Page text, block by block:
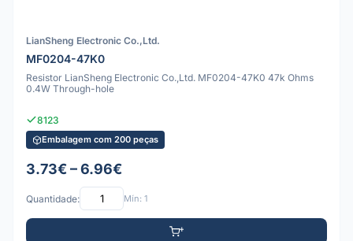
LianSheng Electronic Co.,Ltd.
MF0204-47K0
Resistor LianSheng Electronic Co.,Ltd. MF0204-47K0 47k Ohms
0.4W Through-hole
8123
Embalagem com 200 peças
3.73€ – 6.96€
Quantidade: Mín: 1